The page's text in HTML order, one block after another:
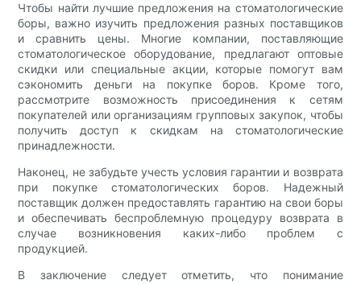
Чтобы найти лучшие предложения на стоматологические
боры, важно изучить предложения разных поставщиков
и сравнить цены. Многие компании, поставляющие
стоматологическое оборудование, предлагают оптовые
скидки или специальные акции, которые помогут вам
сэкономить деньги на покупке боров. Кроме того,
рассмотрите возможность присоединения к сетям
покупателей или организациям групповых закупок, чтобы
получить доступ к скидкам на стоматологические
принадлежности.
Наконец, не забудьте учесть условия гарантии и возврата
при покупке стоматологических боров. Надежный
поставщик должен предоставлять гарантию на свои боры
и обеспечивать беспроблемную процедуру возврата в
случае возникновения каких-либо проблем с
продукцией.
В заключение следует отметить, что понимание